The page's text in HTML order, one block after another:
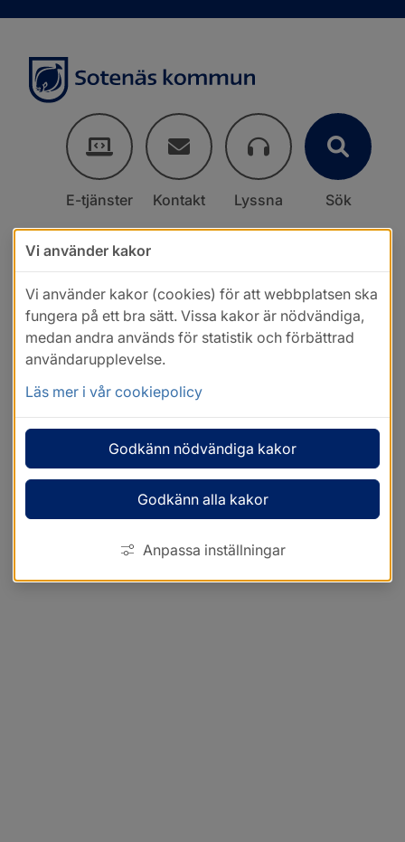
E-tjänster Kontakt Lyssna Sök
Vi använder kakor
Vi använder kakor (cookies) för att webbplatsen ska
fungera på ett bra sätt. Vissa kakor är nödvändiga,
medan andra används för statistik och förbättrad
användarupplevelse.
Läs mer i vår cookiepolicy
Godkänn nödvändiga kakor
Godkänn alla kakor
Anpassa inställningar